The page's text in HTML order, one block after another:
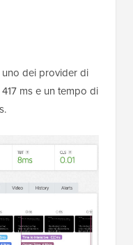
dei provider di
ms e un tempo di